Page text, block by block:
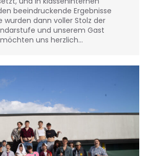
beeindruckende Ergebnisse
wurden dann voller Stolz der
und unserem Gast
uns herzlich…